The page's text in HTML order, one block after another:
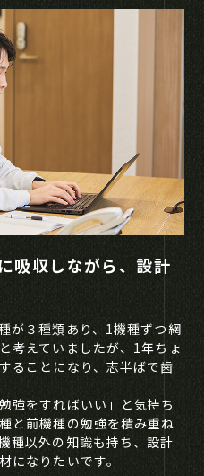
吸収しながら、設計
が３種類あり、1機種ずつ網
考えていましたが、1年ちょ
ることになり、志半ばで歯
強をすればいい」と気持ち
と前機種の勉強を積み重ね
種以外の知識も持ち、設計
になりたいです。